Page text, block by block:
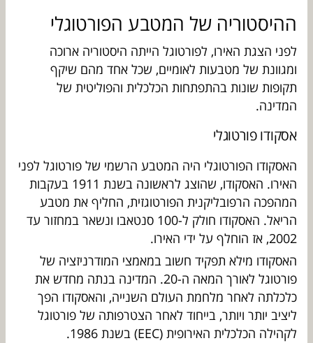
ההיסטוריה של המטבע הפורטוגלי
לפני הצגת האירו, לפורטוגל הייתה היסטוריה ארוכה
ומגוונת של מטבעות לאומיים, שכל אחד מהם שיקף
תקופות שונות בהתפתחות הכלכלית והפוליטית של
המדינה.
אסקודו פורטוגלי
האסקודו הפורטוגלי היה המטבע הרשמי של פורטוגל לפני
האירו. האסקודו, שהוצג לראשונה בשנת 1911 בעקבות
המהפכה הרפובליקנית הפורטוגזית, החליף את מטבע
הריאל. האסקודו חולק ל-100 סנטאבו ונשאר במחזור עד
2002, אז הוחלף על ידי האירו.
האסקודו מילא תפקיד חשוב במאמצי המודרניזציה של
פורטוגל לאורך המאה ה-20. המדינה בנתה מחדש את
כלכלתה לאחר מלחמת העולם השנייה, והאסקודו הפך
ליציב יותר ויותר, בייחוד לאחר הצטרפותה של פורטוגל
לקהילה הכלכלית האירופית (EEC) בשנת 1986.